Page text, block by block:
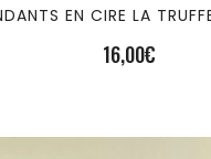
EN CIRE LA
16,00€